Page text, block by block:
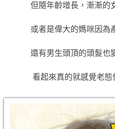
但隨年齡增長，漸漸的
或者是偉大的媽咪因為
還有男生頭頂的頭髮也
看起來真的就感覺老態